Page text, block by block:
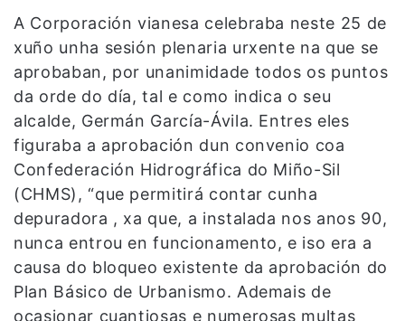
A Corporación vianesa celebraba neste 25 de
xuño unha sesión plenaria urxente na que se
aprobaban, por unanimidade todos os puntos
da orde do día, tal e como indica o seu
alcalde, Germán García-Ávila. Entres eles
figuraba a aprobación dun convenio coa
Confederación Hidrográfica do Miño-Sil
(CHMS), “que permitirá contar cunha
depuradora , xa que, a instalada nos anos 90,
nunca entrou en funcionamento, e iso era a
causa do bloqueo existente da aprobación do
Plan Básico de Urbanismo. Ademais de
ocasionar cuantiosas e numerosas multas